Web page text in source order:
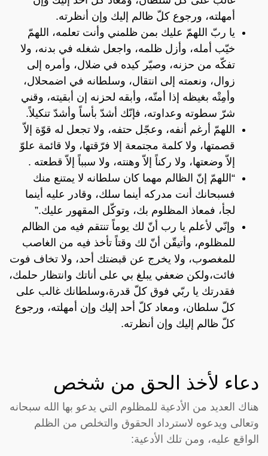
أمهلته، ورجوع كلّ ظالم إليك وإن أنظرته.
يا ربّ اللهمّ عليك بمن ظلمني وأنت تعلمه، اللهمّ
خيّب أمله، وأزل ظلمه، واجعل شغله في بدنه، ولا
تفكّه من حزنه، وصيّر كيده في ضلال، وأمره إلى
زوال، ونعمته إلى انتقال، وسلطانه في اضمحلال،
وأمِتْه بغيظه إذا أمتّه، وأبقه لحزنه إن أبقيته، وقني
شرّ سطوته وعداوته، فإنّك أشدّ بأساً وأشدّ تنكيلاً.
اللهمّ أرغم أنفه، وعجّل حتفه، ولا تجعل له قوّة إلاّ
قصمتها، ولا كلمة مجتمعة إلا فرّقتها، ولا قائمة علوّ
إلاّ وضعتها، ولا ركناً إلاّ وهنته، ولا سبباً إلاّ قطعته .
“اللهمّ إنّ الظالم مهما كان سلطانه لا يمتنع منك
فسبحانك أنت مدركه أينما سلك، وقادر عليه أينما
لجأ، فمعاذ المظلوم بك، وتوكّل المقهور عليك.”
وإنّي لأعلم يا رب أنّ لك يوماً تنتقم فيه من الظالم
للمظلوم، وأتيقّن أنّ لك وقتاً تأخذ فيه من الغاصب
للمغصوب، ولا يخرج عن قبضتك أحد، ولا تخاف فوت
فائت،ولكن ضعفي يبلغ بي على أناتك وانتظار حلمك،
فقدرتك يا ربّي فوق كلّ قدرة،وسلطانك غالب على
كلّ سلطان، ومعاد كلّ أحد إليك وإن أمهلته، ورجوع
كلّ ظالم إليك وإن أنظرته.
دعاء لأخذ الحق من شخص
هناك العديد من الأدعية للمظلوم التي يدعو بها الله سبحانه
وتعالى ويدعوه لاسترداد الحقوق والتخلص من الظلم
الواقع عليه، ومن تلك الأدعية: